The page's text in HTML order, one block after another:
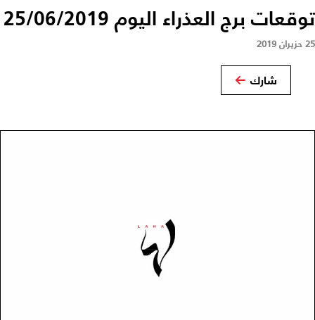
توقعات برج العذراء اليوم 25/06/2019
25 حزيران 2019
شارك